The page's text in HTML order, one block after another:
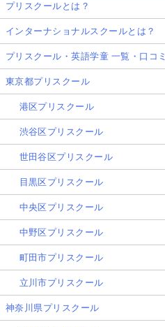
プリスクールとは？
インターナショナルスクールとは？
プリスクール・英語学童 一覧・口コミ
東京都プリスクール
港区プリスクール
渋谷区プリスクール
世田谷区プリスクール
目黒区プリスクール
中央区プリスクール
中野区プリスクール
町田市プリスクール
立川市プリスクール
神奈川県プリスクール